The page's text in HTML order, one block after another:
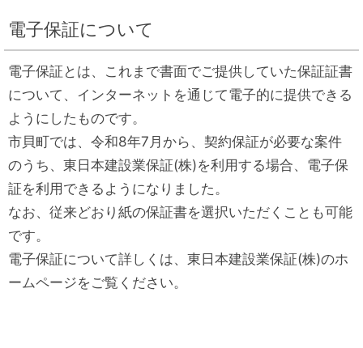
電子保証について
電子保証とは、これまで書面でご提供していた保証証書
について、インターネットを通じて電子的に提供できる
ようにしたものです。
市貝町では、令和8年7月から、契約保証が必要な案件
のうち、東日本建設業保証(株)を利用する場合、電子保
証を利用できるようになりました。
なお、従来どおり紙の保証書を選択いただくことも可能
です。
電子保証について詳しくは、東日本建設業保証(株)のホ
ームページをご覧ください。